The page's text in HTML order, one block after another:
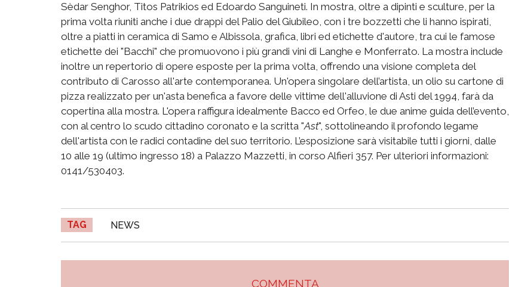
Sèdar Senghor, Titos Patrikios ed Edoardo Sanguineti. In mostra, oltre a dipinti e sculture, per la
prima volta riuniti anche i due drappi del Palio del Giubileo, con i tre bozzetti che li hanno ispirati,
oltre a piatti in ceramica di Samo e Albissola, grafica, libri ed etichette d'autore, tra cui le famose
etichette dei "Bacchi" che promuovono i più grandi vini di Langhe e Monferrato. La mostra include
inoltre un repertorio di opere esposte per la prima volta, offrendo una visione completa del
contributo di Carosso all'arte contemporanea. Un'opera singolare dell’artista, un olio su cartone di
pizza realizzato per un'asta benefica a favore delle vittime dell'alluvione di Asti del 1994, farà da
copertina alla mostra. L'opera raffigura idealmente Bacco ed Orfeo, le due anime guida dell’evento,
con al centro lo scudo cittadino coronato e la scritta "Ast", sottolineando il profondo legame
dell'artista con le radici contadine del suo territorio. L’esposizione sarà visitabile tutti i giorni, dalle
10 alle 19 (ultimo ingresso 18) a Palazzo Mazzetti, in corso Alfieri 357. Per ulteriori informazioni:
0141/530403.
TAG NEWS
COMMENTA